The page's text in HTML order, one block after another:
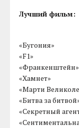
Лучший фильм:
«Бугония»
«F1»
«Франкенштейн»
«Хамнет»
«Марти
«Битва за
«Секретный